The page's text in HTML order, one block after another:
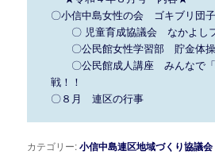
〇小信中島女性の会 ゴキブリ団
〇 児童育成協議会 なかよし
〇公民館女性学習部 貯金体操
〇公民館成人講座 みんなで「
戦！！
〇８月 連区の行事
カテゴリー:小信中島連区地域づくり協議会